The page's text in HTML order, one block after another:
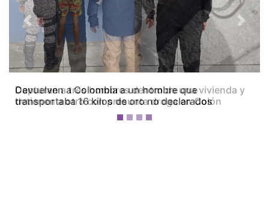
Capturan a tres hombres dentro de una vivienda y
detienen a otro con presunta droga en Colón
Previous Next